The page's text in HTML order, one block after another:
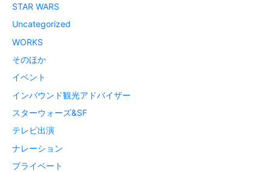
STAR WARS
Uncategorized
WORKS
そのほか
イベント
インバウンド観光アドバイザー
スターウォーズ&SF
テレビ出演
ナレーション
プライベート